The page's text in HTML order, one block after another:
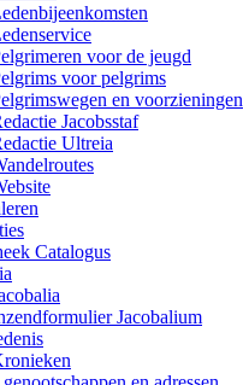
voor de jeugd
voor pelgrims
en voorzieningen
Jacobsstaf
Ultreia
Catalogus
Jacobalium